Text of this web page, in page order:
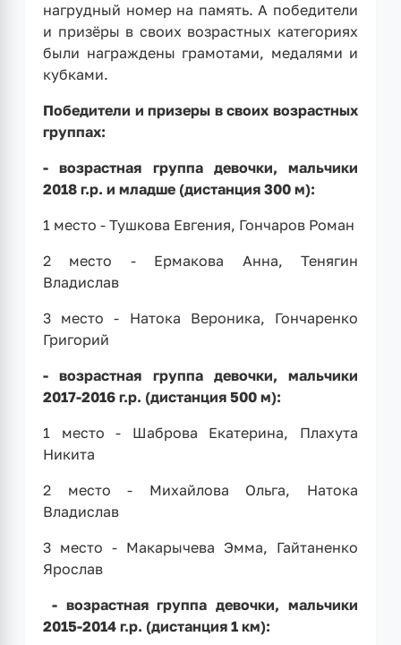
нагрудный номер на память. А победители
и призёры в своих возрастных категориях
были награждены грамотами, медалями и
кубками.
Победители и призеры в своих возрастных
группах:
- возрастная группа девочки, мальчики
2018 г.р. и младше (дистанция 300 м):
1 место - Тушкова Евгения, Гончаров Роман
2 место - Ермакова Анна, Тенягин
Владислав
3 место - Натока Вероника, Гончаренко
Григорий
- возрастная группа девочки, мальчики
2017-2016 г.р. (дистанция 500 м):
1 место - Шаброва Екатерина, Плахута
Никита
2 место - Михайлова Ольга, Натока
Владислав
3 место - Макарычева Эмма, Гайтаненко
Ярослав
- возрастная группа девочки, мальчики
2015-2014 г.р. (дистанция 1 км):